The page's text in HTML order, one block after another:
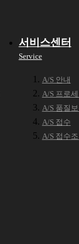
서비스센터
Service
A/S 안내
A/S 프로
A/S 품질
A/S 접수
A/S 접수